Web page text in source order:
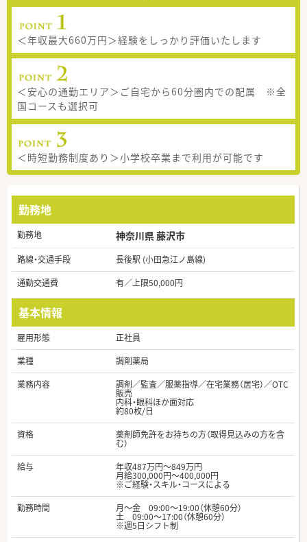
＜年収最大660万円＞経験をしっかり評価いたします
＜安心の通勤エリア＞ご自宅から60分圏内での配属 ※全
国コースも選択可
＜時短勤務制度あり＞小学校卒業まで利用が可能です
勤務地
勤務地 神奈川県 藤沢市
路線・交通手段
長後駅 (小田急江ノ島線)
通勤交通費
有／上限50,000円
基本情報
雇用形態
正社員
業種
調剤薬局
業務内容
調剤／監査／服薬指導／在宅業務（居宅）／OTC
販売
内科・眼科ほか面対応
約80枚/日
資格
薬剤師免許をお持ちの方（取得見込みの方を含
む）
給与
年収487万円～849万円
月給300,000円～400,000円
※ご経験・スキル・コースによる
勤務時間
月～金 09:00～19:00（休憩60分）
土 09:00～17:00（休憩60分）
※週5日シフト制